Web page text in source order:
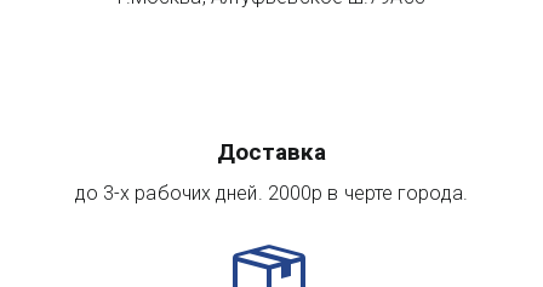
Доставка
до 3-х рабочих дней. 2000р в черте города.